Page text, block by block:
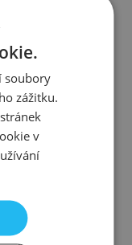
soubory
zážitku.
v